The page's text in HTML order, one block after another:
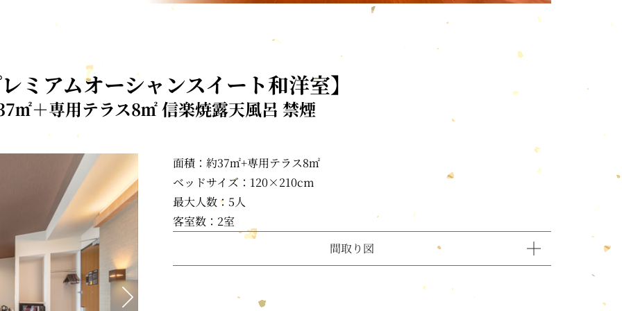
ミアムオーシャンスイート和洋室】
㎡＋専用テラス8㎡ 信楽焼露天風呂 禁煙
面積：約37㎡+専用テラス8㎡
ベッドサイズ：120×210cm
最大人数：5人
客室数：2室
間取り図